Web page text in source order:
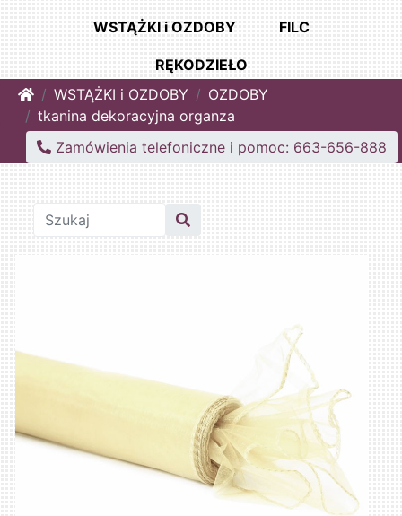
WSTĄŻKI i OZDOBY FILC
RĘKODZIEŁO
HomeWSTĄŻKI i OZDOBY
OZDOBY
tkanina dekoracyjna organza
Zamówienia telefoniczne i pomoc: 663-656-888